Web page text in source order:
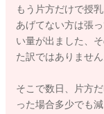
もう片方だけで授乳
あげてない方は張
い量が出ました、
た訳ではありません
そこで数日、片方
った場合多少でも